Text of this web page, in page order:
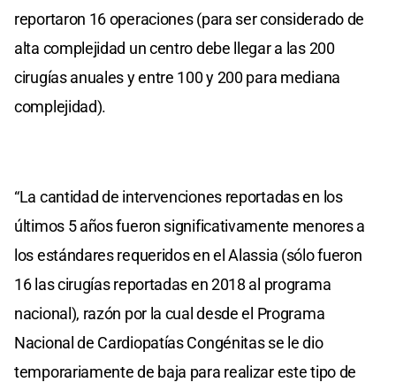
reportaron 16 operaciones (para ser considerado de
alta complejidad un centro debe llegar a las 200
cirugías anuales y entre 100 y 200 para mediana
complejidad).
“La cantidad de intervenciones reportadas en los
últimos 5 años fueron significativamente menores a
los estándares requeridos en el Alassia (sólo fueron
16 las cirugías reportadas en 2018 al programa
nacional), razón por la cual desde el Programa
Nacional de Cardiopatías Congénitas se le dio
temporariamente de baja para realizar este tipo de